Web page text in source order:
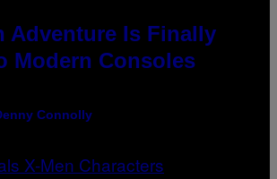
Adventure Is Finally
Modern Consoles
Connolly